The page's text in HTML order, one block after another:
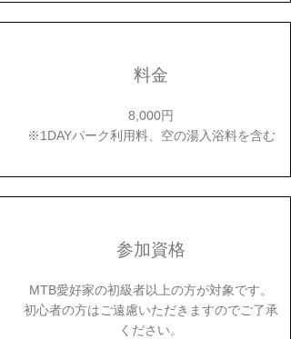
​料金
8,000円
※1DAYパーク利用料、空の湯入浴料を含む
参加資格
MTB愛好家の初級者以上の方が対象です。
初心者の方はご遠慮いただきますのでご了承
ください。